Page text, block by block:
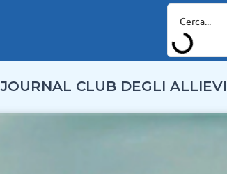
JOURNAL CLUB DEGLI ALLIEVI